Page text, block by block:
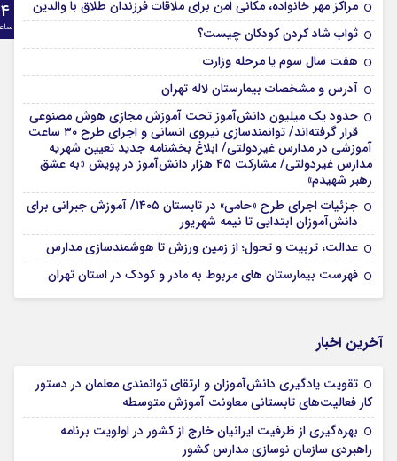
مراکز مهر خانواده، مکانی امن برای ملاقات فرزندان طلاق با والدین
ثواب شاد کردن کودکان چیست؟
هفت سال سوم یا مرحله وزارت
آدرس و مشخصات بیمارستان لاله تهران
حدود یک میلیون دانش‌آموز تحت آموزش مجازی هوش مصنوعی
قرار گرفته‌اند/ توانمندسازی نیروی انسانی و اجرای طرح ۳۰ ساعت
آموزشی در مدارس غیردولتی/ ابلاغ بخشنامه جدید تعیین شهریه
مدارس غیردولتی/ مشارکت ۴۵ هزار دانش‌آموز در پویش «به عشق
رهبر شهیدم»
جزئیات اجرای طرح «حامی» در تابستان ۱۴۰۵/ آموزش جبرانی برای
دانش‌آموزان ابتدایی تا نیمه شهریور
عدالت، تربیت و تحول؛ از زمین ورزش تا هوشمندسازی مدارس
فهرست بیمارستان های مربوط به مادر و کودک در استان تهران
آخرین اخبار
تقویت یادگیری دانش‌آموزان و ارتقای توانمندی معلمان در دستور
کار فعالیت‌های تابستانی معاونت آموزش متوسطه
بهره‌گیری از ظرفیت ایرانیان خارج از کشور در اولویت برنامه
راهبردی سازمان نوسازی مدارس کشور